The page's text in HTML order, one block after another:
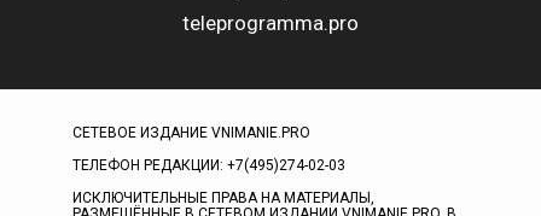
teleprogramma.pro
СЕТЕВОЕ ИЗДАНИЕ VNIMANIE.PRO
ТЕЛЕФОН РЕДАКЦИИ: +7(495)274-02-03
ИСКЛЮЧИТЕЛЬНЫЕ ПРАВА НА МАТЕРИАЛЫ,